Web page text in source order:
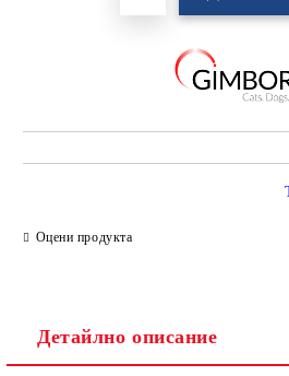
Оцени продукта
Детайлно описание